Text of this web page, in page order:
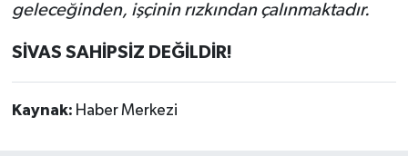
geleceğinden, işçinin rızkından çalınmaktadır.
SİVAS SAHİPSİZ DEĞİLDİR!
Kaynak: Haber Merkezi